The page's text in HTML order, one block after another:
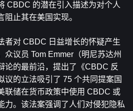
CBDC 的潜在引入描述为对个人
阻止其在美国实现。
者对 CBDC 日益增长的怀疑产生
众议员 Tom Emmer（明尼苏达州
论的最前沿，提出了《CBDC 反
议的立法吸引了 75 个共同提案国
联储在货币政策中使用 CBDC 或
力。该法案强调了人们对侵犯隐私